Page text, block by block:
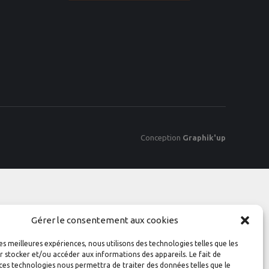
Gérer le consentement aux cookies
meilleures expériences, nous utilisons des technologies telles que les
stocker et/ou accéder aux informations des appareils. Le fait de
technologies nous permettra de traiter des données telles que le
Conception Graphik'up